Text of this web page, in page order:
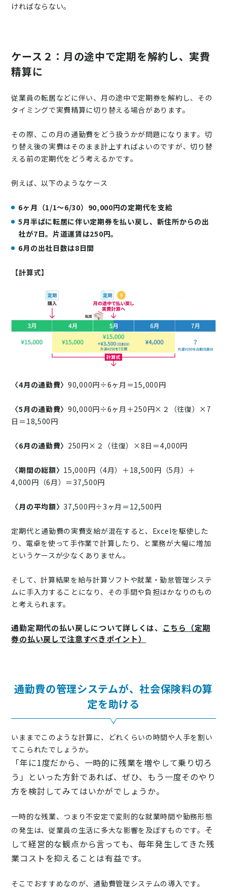
ければならない。
ケース２：月の途中で定期を解約し、実費
精算に
従業員の転居などに伴い、月の途中で定期券を解約し、その
タイミングで実費精算に切り替える場合があります。
その際、この月の通勤費をどう扱うかが問題になります。切
り替え後の実費はそのまま計上すればよいのですが、切り替
える前の定期代をどう考えるかです。
例えば、以下のようなケース
6ヶ月（1/1～6/30）90,000円の定期代を支給
5月半ばに転居に伴い定期券を払い戻し、新住所からの出
社が7日。片道運賃は250円。
6月の出社日数は8日間
【計算式】
〈4月の通勤費〉90,000円÷6ヶ月＝15,000円
〈5月の通勤費〉90,000円÷6ヶ月＋250円×２（往復）×7
日＝18,500円
〈6月の通勤費〉 250円×２（往復）×8日＝4,000円
〈期間の総額〉 15,000円（4月）＋18,500円（5月）＋
4,000円（6月）＝37,500円
〈月の平均額〉 37,500円÷3ヶ月＝12,500円
定期代と通勤費の実費支給が混在すると、Excelを駆使した
り、電卓を使って手作業で計算したり、と業務が大幅に増加
というケースが少なくありません。
そして、計算結果を給与計算ソフトや就業・勤怠管理システ
ムに手入力することになり、その手間や負担はかなりのもの
と考えられます。
通勤定期代の払い戻しについて詳しくは、
こちら（定期
券の払い戻しで注意すべきポイント）
通勤費の管理システムが、社会保険料の算
定を助ける
いままでこのような計算に、どれくらいの時間や人手を割い
てこられたでしょうか。
「年に1度だから、一時的に残業を増やして乗り切ろ
う」といった方針であれば、ぜひ、もう一度そのやり
方を検討してみてはいかがでしょうか。
一時的な残業、つまり不安定で変則的な就業時間や勤務形態
の発生は、従業員の生活に多大な影響を及ぼすものです。 そ
して経営的な観点から言っても、毎年発生してきた残
業コストを抑えることは有益です。
そこでおすすめなのが、通勤費管理システムの導入です。